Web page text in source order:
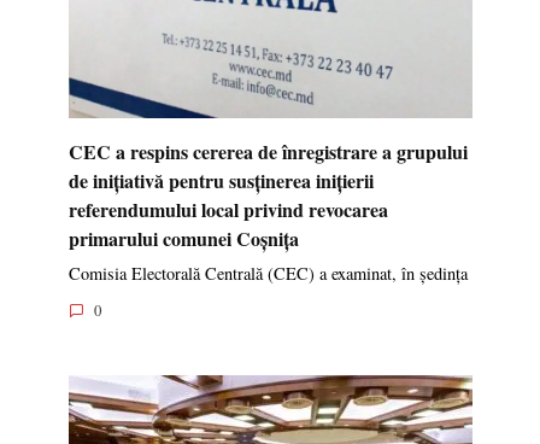
CEC a respins cererea de înregistrare a grupului
de inițiativă pentru susținerea inițierii
referendumului local privind revocarea
primarului comunei Coșnița
Comisia Electorală Centrală (CEC) a examinat, în ședința
0